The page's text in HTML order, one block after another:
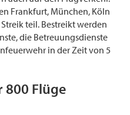
Frankfurt, München, Köln
teil. Bestreikt werden
die Betreuungsdienste
in der Zeit von 5
800 Flüge